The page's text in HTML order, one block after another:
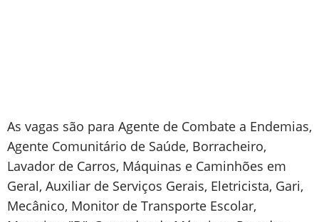
As vagas são para Agente de Combate a Endemias,
Agente Comunitário de Saúde, Borracheiro,
Lavador de Carros, Máquinas e Caminhões em
Geral, Auxiliar de Serviços Gerais, Eletricista, Gari,
Mecânico, Monitor de Transporte Escolar,